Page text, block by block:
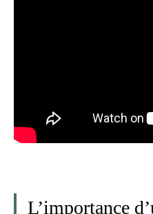
L’importance